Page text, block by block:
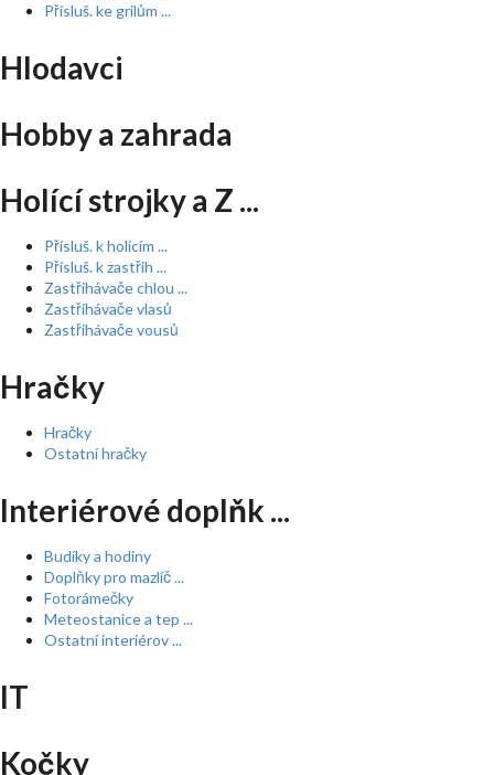
Přísluš. ke grilům ...
Hlodavci
Hobby a zahrada
Holící strojky a Z ...
Přísluš. k holícím ...
Přísluš. k zastřih ...
Zastřihávače chlou ...
Zastřihávače vlasů
Zastřihávače vousů
Hračky
Hračky
Ostatní hračky
Interiérové doplňk ...
Budíky a hodiny
Doplňky pro mazlíč ...
Fotorámečky
Meteostanice a tep ...
Ostatní interiérov ...
IT
Kočky